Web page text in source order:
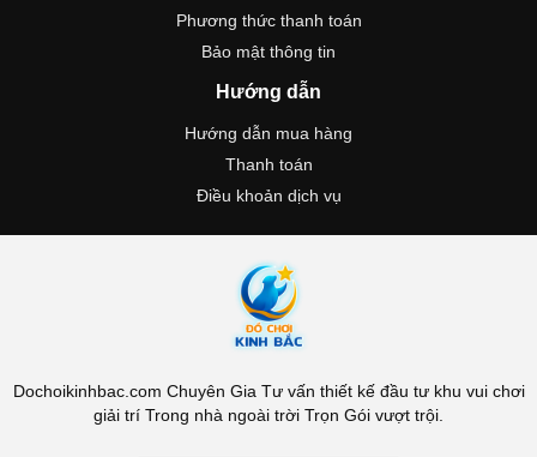
Phương thức thanh toán
Bảo mật thông tin
Hướng dẫn
Hướng dẫn mua hàng
Thanh toán
Điều khoản dịch vụ
Dochoikinhbac.com Chuyên Gia Tư vấn thiết kế đầu tư khu vui chơi
giải trí Trong nhà ngoài trời Trọn Gói vượt trội.